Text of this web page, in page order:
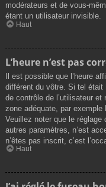
modérateurs et de vous-
étant un utilisateur invisible.
Haut
L’heure n’est pas
Il est possible que l’heure
différent du vôtre. Si tel était
de contrôle de l’utilisateur
zone adéquate, par exemple
Veuillez noter que le
autres paramètres, n’est
n’êtes pas inscrit, c’est
Haut